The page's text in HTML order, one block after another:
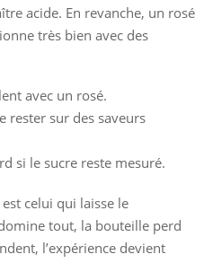
acide. En revanche, un rosé
très bien avec des
avec un rosé.
rester sur des saveurs
si le sucre reste mesuré.
celui qui laisse le
tout, la bouteille perd
l’expérience devient